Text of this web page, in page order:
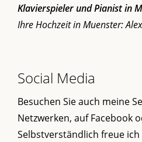
Klavierspieler und Pianist in
Ihre Hochzeit in Muenster:
Social Media
Besuchen Sie auch meine
Netzwerken, auf Facebook
Selbstverständlich freue